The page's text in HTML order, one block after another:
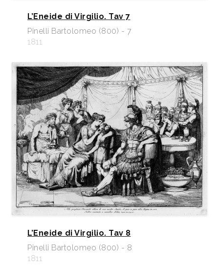
L’Eneide di Virgilio. Tav 7
Pinelli Bartolomeo (800) - 7
1811
L’Eneide di Virgilio. Tav 8
Pinelli Bartolomeo (800) - 8
1811